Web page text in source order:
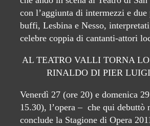
con l’aggiunta di intermezzi e due
buffi, Lesbina e Nesso,
celebre coppia di cantanti-attori
AL TEATRO VALLI TORNA LO
RINALDO DI PIER
Venerdì 27 (ore 20) e domenica
15.30), l’opera – che qui debuttò
conclude la Stagione di Opera